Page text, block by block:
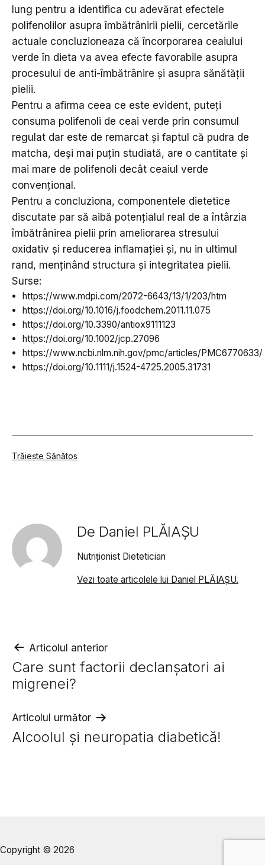
lung pentru a identifica cu adevărat efectele
polifenolilor asupra îmbătrânirii pielii, cercetările
actuale concluzioneaza că încorporarea ceaiului
verde în dieta va avea efecte favorabile asupra
procesului de anti-îmbătrânire și asupra sănătății
pielii.
Pentru a afirma ceea ce este evident, puteți
consuma polifenoli de ceai verde prin consumul
regulat dar este de remarcat și faptul că pudra de
matcha, deși mai puțin studiată, are o cantitate și
mai mare de polifenoli decât ceaiul verde
convențional.
Pentru a concluziona, componentele dietetice
discutate par să aibă potențialul real de a întârzia
îmbătrânirea pielii prin ameliorarea stresului
oxidativ și reducerea inflamației și, nu in ultimul
rand, menținând structura și integritatea pielii.
Surse:
https://www.mdpi.com/2072-6643/13/1/203/htm
https://doi.org/10.1016/j.foodchem.2011.11.075
https://doi.org/10.3390/antiox9111123
https://doi.org/10.1002/jcp.27096
https://www.ncbi.nlm.nih.gov/pmc/articles/PMC6770633/
https://doi.org/10.1111/j.1524-4725.2005.31731
Din
Trăiește Sănătos
De Daniel PLĂIAȘU
Nutriționist Dietetician
Vezi toate articolele lui Daniel PLĂIAȘU.
Navigare
în
Articolul anterior
Care sunt factorii declanșatori ai
migrenei?
Articolul următor
Alcoolul și neuropatia diabetică!
Copyright © 2026